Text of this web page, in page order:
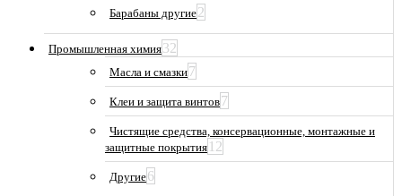
Барабаны другие2
Промышленная химия32
Масла и смазки7
Клеи и защита винтов7
Чистящие средства, консервационные, монтажные и
защитные покрытия 12
Другие6